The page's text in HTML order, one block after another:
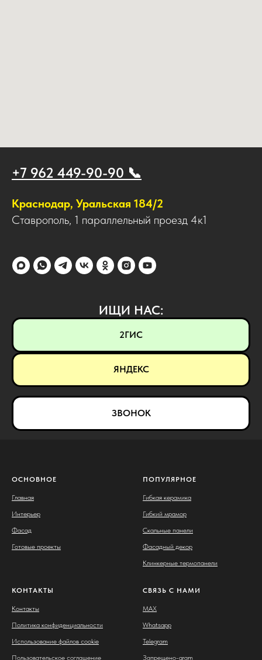
+7 962 449-90-90 📞
Краснодар, Уральская 184/2
Ставрополь, 1 параллельный проезд 4к1
ИЩИ НАС:
2ГИС
ЯНДЕКС
ЗВОНОК
ОСНОВНОЕ
Главная
Интерьер
Фасад
Готовые проекты
ПОПУЛЯРНОЕ
Гибкая керамика
Гибкий мрамор
Скальные панели
Фасадный декор
Клинкерные термопанели
КОНТАКТЫ
Контакты
Политика конфиденциальности
Использование файлов cookie
Пользовательское соглашение
СВЯЗЬ С НАМИ
MAX
Whatsapp
Telegram
Запрещено-gram